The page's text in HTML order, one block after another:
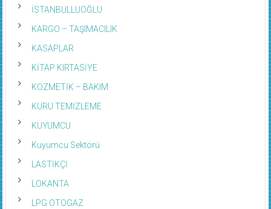
İSTANBULLUOĞLU
KARGO – TAŞIMACILIK
KASAPLAR
KİTAP KIRTASİYE
KOZMETİK – BAKIM
KURU TEMİZLEME
KUYUMCU
Kuyumcu Sektörü
LASTİKÇİ
LOKANTA
LPG OTOGAZ